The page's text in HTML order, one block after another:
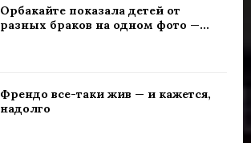
Орбакайте показала детей от
разных браков на одном фото —...
Френдо все-таки жив — и кажется,
надолго